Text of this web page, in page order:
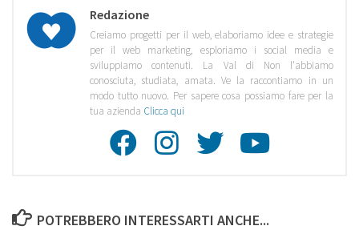
Redazione
Creiamo progetti per il web, elaboriamo idee e strategie
per il web marketing, esploriamo i social media e
sviluppiamo contenuti. La Val di Non l'abbiamo
conosciuta, studiata, amata. Ve la raccontiamo in un
modo tutto nuovo. Per sapere cosa possiamo fare per la
tua azienda Clicca qui
Facebook
POTREBBERO INTERESSARTI ANCHE...